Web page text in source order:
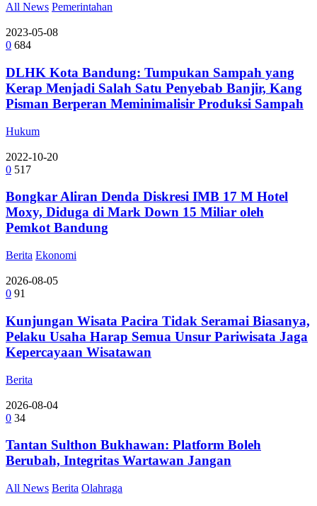
All News Pemerintahan
2023-05-08
0 684
DLHK Kota Bandung: Tumpukan Sampah yang
Kerap Menjadi Salah Satu Penyebab Banjir, Kang
Pisman Berperan Meminimalisir Produksi Sampah
Hukum
2022-10-20
0 517
Bongkar Aliran Denda Diskresi IMB 17 M Hotel
Moxy, Diduga di Mark Down 15 Miliar oleh
Pemkot Bandung
Berita Ekonomi
2026-08-05
0 91
Kunjungan Wisata Pacira Tidak Seramai Biasanya,
Pelaku Usaha Harap Semua Unsur Pariwisata Jaga
Kepercayaan Wisatawan
Berita
2026-08-04
0 34
Tantan Sulthon Bukhawan: Platform Boleh
Berubah, Integritas Wartawan Jangan
All News Berita Olahraga